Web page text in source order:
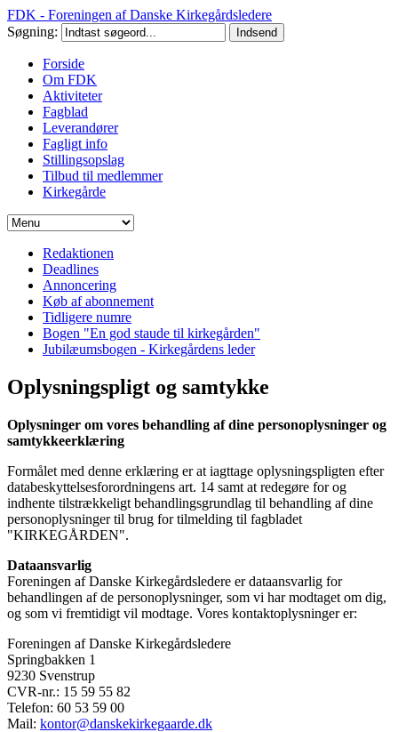
FDK - Foreningen af Danske Kirkegårdsledere
Søgning:
Forside
Om FDK
Aktiviteter
Fagblad
Leverandører
Fagligt info
Stillingsopslag
Tilbud til medlemmer
Kirkegårde
Redaktionen
Deadlines
Annoncering
Køb af abonnement
Tidligere numre
Bogen "En god staude til kirkegården"
Jubilæumsbogen - Kirkegårdens leder
Oplysningspligt og samtykke
Oplysninger om vores behandling af dine personoplysninger og
samtykkeerklæring
Formålet med denne erklæring er at iagttage oplysningspligten efter
databeskyttelsesforordningens art. 14 samt at redegøre for og
indhente tilstrækkeligt behandlingsgrundlag til behandling af dine
personoplysninger til brug for tilmelding til fagbladet
"KIRKEGÅRDEN".
Dataansvarlig
Foreningen af Danske Kirkegårdsledere er dataansvarlig for
behandlingen af de personoplysninger, som vi har modtaget om dig,
og som vi fremtidigt vil modtage. Vores kontaktoplysninger er:
Foreningen af Danske Kirkegårdsledere
Springbakken 1
9230 Svenstrup
CVR-nr.: 15 59 55 82
Telefon: 60 53 59 00
Mail: kontor@danskekirkegaarde.dk